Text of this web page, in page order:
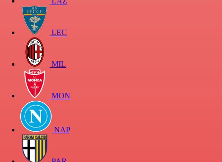
LEC
MIL
MON
NAP